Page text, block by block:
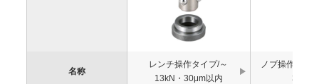
名称
レンチ操作タイプ/～
13kN・30μm以内
ノブ操作タイ
30μm